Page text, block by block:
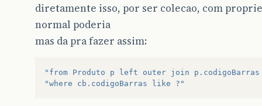
diretamente isso, por ser colecao, com
normal poderia
mas da pra fazer assim:
"from Produto p left outer join
"where cb.codigoBarras like ?"